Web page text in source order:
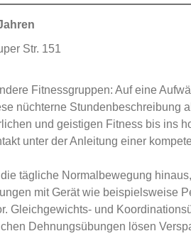
Str. 151
Fitnessgruppen: Auf eine
nüchterne Stundenbeschreibung
und geistigen Fitness bis ins
unter der Anleitung einer
tägliche Normalbewegung
mit Gerät wie beispielsweise
Gleichgewichts- und
Dehnungsübungen lösen